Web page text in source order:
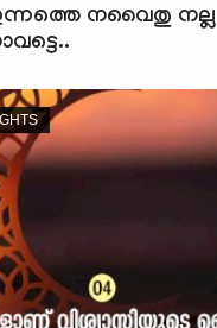
നവൈതു നല്ല